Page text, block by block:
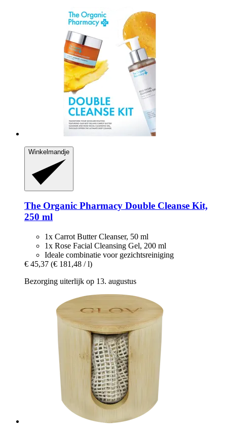
Winkelmandje
The Organic Pharmacy Double Cleanse Kit,
250 ml
1x Carrot Butter Cleanser, 50 ml
1x Rose Facial Cleansing Gel, 200 ml
Ideale combinatie voor gezichtsreiniging
€ 45,37 (€ 181,48 / l)
Bezorging uiterlijk op 13. augustus